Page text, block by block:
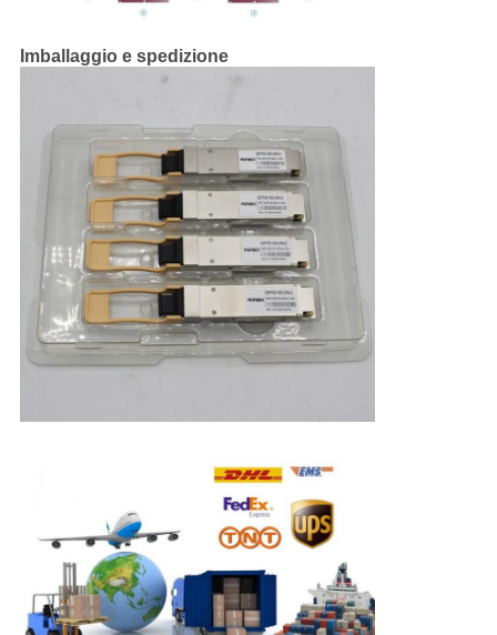
Imballaggio e spedizione